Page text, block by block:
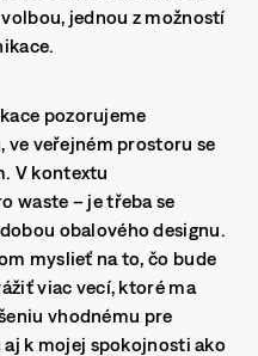
jednou z možností
pozorujeme
veřejném prostoru se
V kontextu
waste – je třeba se
obalového designu.
myslieť na to, čo bude
viac vecí, ktoré ma
vhodnému pre
k mojej spokojnosti ako